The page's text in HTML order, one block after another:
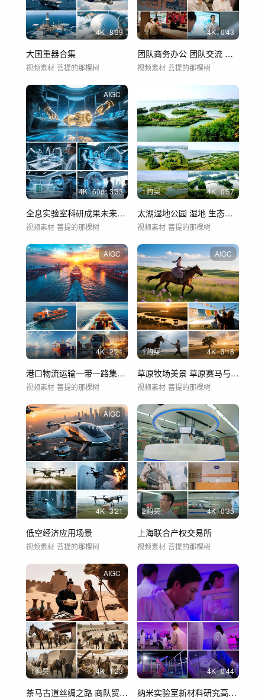
4K 8'39
大国重器合集
视频素材 菩提的那棵树
4K 0'43
团队商务办公 团队交流 会议 企业宣传片
视频素材 菩提的那棵树
AIGC
4K 60p 3'33
全息实验室科研成果未来科技创新实验室
视频素材 菩提的那棵树
1购买 4K 0'57
太湖湿地公园 湿地 生态绿色
视频素材 菩提的那棵树
AIGC
4K 2'21
港口物流运输一带一路集装箱海运
视频素材 菩提的那棵树
AIGC
1购买 4K 3'18
草原牧场美景 草原赛马与牧民生活
视频素材 菩提的那棵树
AIGC
4K 3'21
低空经济应用场景
视频素材 菩提的那棵树
2购买 4K 0'35
上海联合产权交易所
视频素材 菩提的那棵树
AIGC
1购买 4K 1'23
茶马古道丝绸之路 商队贸易场景
4K 0'44
纳米实验室新材料研究高端材料实验室